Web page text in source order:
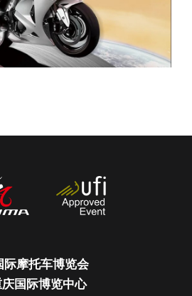
际摩托车博览会
庆国际博览中心